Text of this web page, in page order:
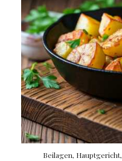
Beilagen, Hauptgericht,